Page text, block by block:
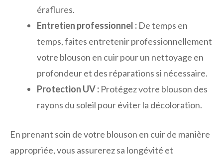
éraflures.
Entretien professionnel : De temps en
temps, faites entretenir professionnellement
votre blouson en cuir pour un nettoyage en
profondeur et des réparations si nécessaire.
Protection UV : Protégez votre blouson des
rayons du soleil pour éviter la décoloration.
En prenant soin de votre blouson en cuir de manière
appropriée, vous assurerez sa longévité et